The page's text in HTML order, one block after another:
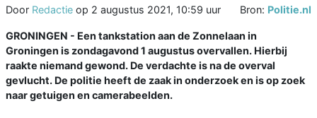
Door Redactie op 2 augustus 2021, 10:59 uur Bron: Politie.nl
GRONINGEN - Een tankstation aan de Zonnelaan in
Groningen is zondagavond 1 augustus overvallen. Hierbij
raakte niemand gewond. De verdachte is na de overval
gevlucht. De politie heeft de zaak in onderzoek en is op zoek
naar getuigen en camerabeelden.